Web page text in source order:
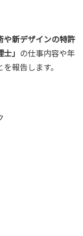
や新デザインの特許
」 の仕事内容や年
報告します。